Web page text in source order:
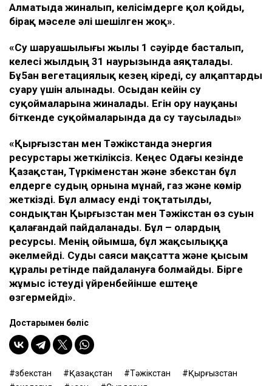
Алматыда жиналып, келісімдерге қол қойды,
бірақ мәселе әлі шешілген жоқ».
«Су шаруашылығы жылы 1 сәуірде басталып,
келесі жылдың 31 наурызында аяқталады.
Бұ5ан вегетациялық кезең кіреді, су алқаптарды
суару үшін алынады. Осыдан кейін су
суқоймаларына жиналады. Егін ору науқаны
біткенде суқоймаларында да су таусылады»
«Қырғызстан мен Тәжікстанда энергия
ресурстары жеткіліксіз. Кеңес Одағы кезінде
Қазақстан, Түркіменстан және Өзбекстан бұл
елдерге судың орнына мұнай, газ және көмір
жеткізді. Бұл алмасу енді тоқтатылды,
сондықтан Қырғызстан мен Тәжікстан өз суын
қалағандай пайдаланады. Бұл – олардың
ресурсы. Менің ойымша, бұл жақсылыққа
әкелмейді. Суды саяси мақсатта және қысым
құралы ретінде пайдалануға болмайды. Бірге
жұмыс істеуді үйренбейінше ештеңе
өзгермейді».
Достарыңмен бөліс
Өзбекстан Қазақстан Тәжікстан
Қырғызстан